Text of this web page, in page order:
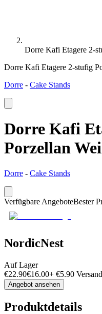
Dorre Kafi Etagere 2-
Dorre Kafi Etagere 2-stufig
Dorre - Cake Stands
Dorre Kafi
Porzellan
Dorre - Cake Stands
Verfügbare AngeboteBester
NordicNest
Auf Lager
€22.90€16.00+ €5.90 Versand
Angebot ansehen
Produktdetails